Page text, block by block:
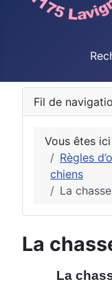
Fil de
Vous êtes
Règles
chiens
La
La
La